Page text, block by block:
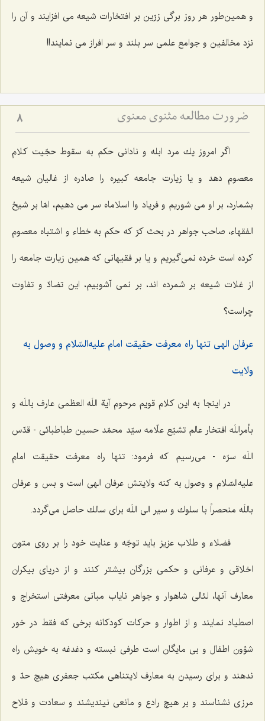
و همين‌طور هر روز برگى زرّين بر افتخارات شيعه مى ‌افزايند و آن را
نزد مخالفين و جوامع علمى سر بلند و سر افراز مى ‌نمايند!!
ضرورت مطالعه مثنوی معنوی 8
اگر امروز يك مرد ابله و نادانى حكم به سقوط حجّيت كلام
معصوم دهد و يا زيارت جامعه كبيره را صادره از غاليان شيعه
بشمارد، بر او مى ‌شوريم و فرياد وا اسلاماه سر مى ‌دهيم، امّا بر شيخ
الفقهاء، صاحب جواهر در بحث كرّ كه حكم به خطاء و اشتباه معصوم
كرده است خرده نمى‌گيريم و يا بر فقيهانى كه همين زيارت جامعه را
از غلات شيعه بر شمرده ‌اند، بر نمى ‌آشوبيم، اين تضادّ و تفاوت
چراست؟
عرفان الهى تنها راه معرفت حقيقت امام عليه‌السّلام و وصول به
ولايت
در اينجا به اين كلام قويم مرحوم آية اللَه العظمى عارف باللَه و
بأمراللَه افتخار عالم تشيّع علّامه سيّد محمّد حسين طباطبائى - قدّس
اللَه سرّه - مى‌رسيم كه فرمود: تنها راه معرفت حقيقت امام
عليه‌السّلام و وصول به كنه ولايتش عرفان الهى است و بس و عرفان
باللَه منحصراً با سلوك و سير الى اللَه براى سالك حاصل مى‌گردد.
فضلاء و طلاب عزيز بايد توجّه و عنايت خود را بر روى متون
اخلاقى و عرفانى و حكمى بزرگان بيشتر كنند و از درياى بیكران
معارف آنها، لئالى شاهوار و جواهر ناياب مبانى معرفتى استخراج و
اصطياد نمايند و از اطوار و حركات كودكانه برخى كه فقط در خور
شؤون اطفال و بى ‌مايگان است طرفى نبسته و دغدغه به خويش راه
ندهند و براى رسيدن به معارف لايتناهى مكتب جعفرى هيچ حدّ و
مرزى نشناسند و بر هيچ رادع و مانعى نينديشند و سعادت و فلاح